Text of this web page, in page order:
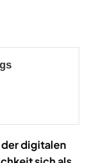
digitalen